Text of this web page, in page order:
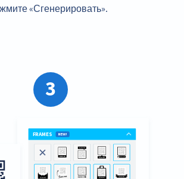
«Сгенерировать».
3